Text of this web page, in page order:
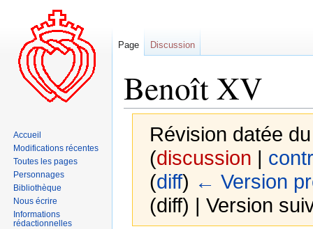
Benoît XV
Révision datée
(discussion |
(diff) ← Version
(diff) | Version
Page Discussion
Accueil
Modifications récentes
Toutes les pages
Personnages
Bibliothèque
Nous écrire
Informations
rédactionnelles